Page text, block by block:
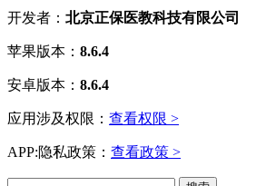
开发者： 北京正保医教科技有限公司
苹果版本： 8.6.4
安卓版本： 8.6.4
应用涉及权限： 查看权限 >
APP:隐私政策： 查看政策 >